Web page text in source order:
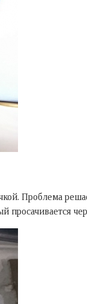
Проблема
просачивается